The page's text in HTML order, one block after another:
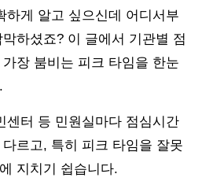
하게 알고 싶으신데 어디서부
하셨죠? 이 글에서 기관별 점
장 붐비는 피크 타임을 한눈
센터 등 민원실마다 점심시간
르고, 특히 피크 타임을 잘못
지치기 쉽습니다.